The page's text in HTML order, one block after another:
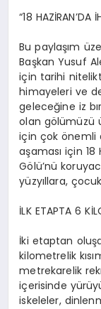
“18 HAZİRAN’DA
Bu paylaşım
Başkan Yusuf
için tarihi
himayeleri ve
geleceğine iz
olan gölümüzü
için çok önemli
aşaması için 18
Gölü’nü
yüzyıllara,
İLK ETAPTA 6
İki etaptan
kilometrelik
metrekarelik
içerisinde
iskeleler,